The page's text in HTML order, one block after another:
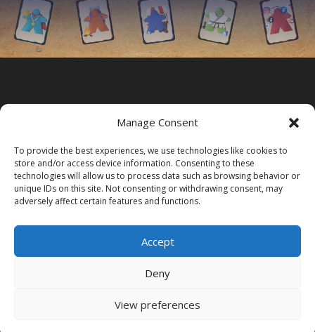
Manage Consent
To provide the best experiences, we use technologies like cookies to
store and/or access device information. Consenting to these
technologies will allow us to process data such as browsing behavior or
unique IDs on this site. Not consenting or withdrawing consent, may
adversely affect certain features and functions.
Accept
Deny
View preferences
Contact